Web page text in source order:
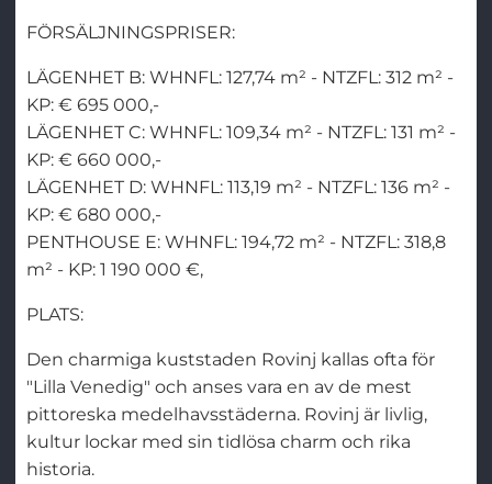
FÖRSÄLJNINGSPRISER:
LÄGENHET B: WHNFL: 127,74 m² - NTZFL: 312 m² -
KP: € 695 000,-
LÄGENHET C: WHNFL: 109,34 m² - NTZFL: 131 m² -
KP: € 660 000,-
LÄGENHET D: WHNFL: 113,19 m² - NTZFL: 136 m² -
KP: € 680 000,-
PENTHOUSE E: WHNFL: 194,72 m² - NTZFL: 318,8
m² - KP: 1 190 000 €,
PLATS:
Den charmiga kuststaden Rovinj kallas ofta för
"Lilla Venedig" och anses vara en av de mest
pittoreska medelhavsstäderna. Rovinj är livlig,
kultur lockar med sin tidlösa charm och rika
historia.